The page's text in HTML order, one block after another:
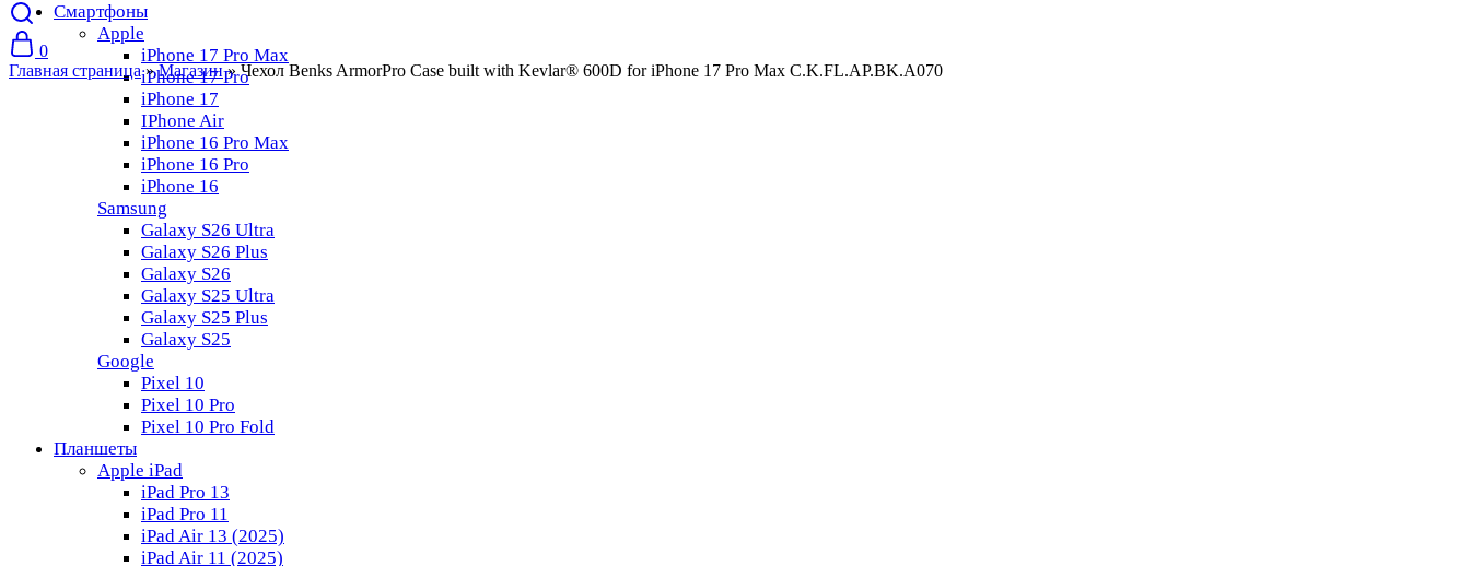
Смартфоны
Apple
iPhone 17 Pro Max
iPhone 17 Pro
iPhone 17
IPhone Air
iPhone 16 Pro Max
iPhone 16 Pro
iPhone 16
Samsung
Galaxy S26 Ultra
Galaxy S26 Plus
Galaxy S26
Galaxy S25 Ultra
Galaxy S25 Plus
Galaxy S25
Google
Pixel 10
Pixel 10 Pro
Pixel 10 Pro Fold
Планшеты
Apple iPad
iPad Pro 13
iPad Pro 11
iPad Air 13 (2025)
iPad Air 11 (2025)
0
Главная страница»Магазин»Чехол Benks ArmorPro Case built with Kevlar® 600D for iPhone 17 Pro Max C.K.FL.AP.BK.A070